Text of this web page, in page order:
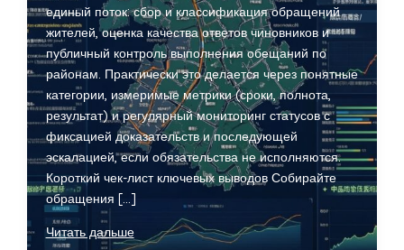
единый поток: сбор и классификация обращений
жителей, оценка качества ответов чиновников и
публичный контроль выполнения обещаний по
районам. Практически это делается через понятные
категории, измеримые метрики (сроки, полнота,
результат) и регулярный мониторинг статусов с
фиксацией доказательств и последующей
эскалацией, если обязательства не исполняются.
Короткий чек-лист ключевых выводов Собирайте
обращения […]
Диалог
Читать дальше